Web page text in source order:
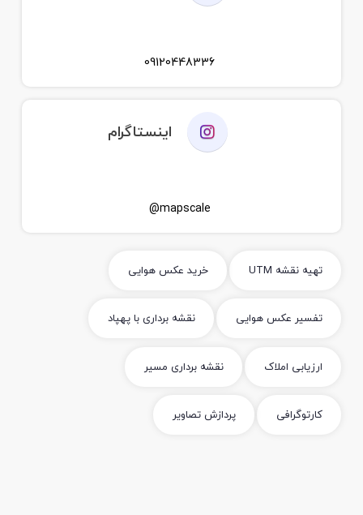
09120448336
اینستاگرام
mapscale@
تهیه نقشه UTM خرید عکس هوایی
تفسیر عکس هوایی نقشه برداری با پهپاد
ارزیابی املاک نقشه برداری مسیر
کارتوگرافی پردازش تصاویر